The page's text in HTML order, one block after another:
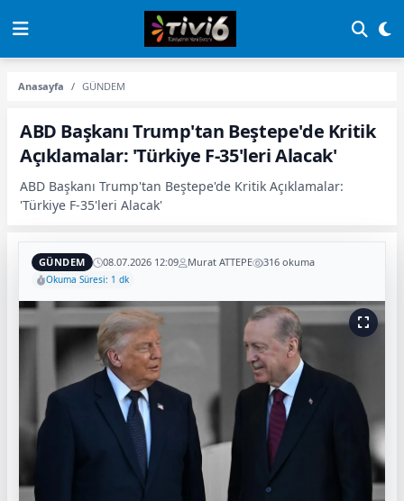
Anasayfa GÜNDEM
ABD Başkanı Trump'tan Beştepe'de Kritik
Açıklamalar: 'Türkiye F-35'leri Alacak'
ABD Başkanı Trump'tan Beştepe'de Kritik Açıklamalar:
'Türkiye F-35'leri Alacak'
GÜNDEM 08.07.2026 12:09 Murat ATTEPE 316 okuma
Okuma Süresi: 1 dk